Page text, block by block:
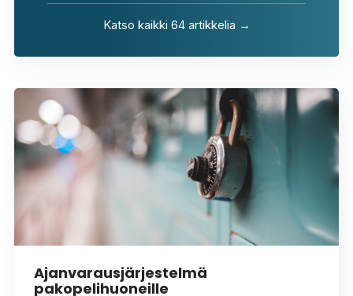
Katso kaikki 64 artikkelia →
Ajanvarausjärjestelmä
pakopelihuoneille